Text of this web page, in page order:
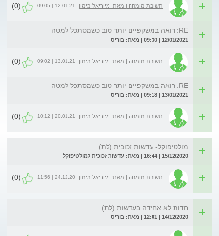
תשובת מומחה | מאת: מיוריאל מימון 12.01.21 | 09:05
(0)
RE: רואה במשקפיים יותר טוב כשמסתכל למטה
12/01/2021 | 09:30 | מאת: בוריס
תשובת מומחה | מאת: מיוריאל מימון 13.01.21 | 09:02
(0)
RE: רואה במשקפיים יותר טוב כשמסתכל למטה
13/01/2021 | 09:18 | מאת: בוריס
תשובת מומחה | מאת: מיוריאל מימון 20.01.21 | 10:12
(0)
מולטיפוקל- עדשות זכוכית (לת)
15/12/2020 | 16:44 | מאת: עדשות זכוכית למולטיפוקל
תשובת מומחה | מאת: מיוריאל מימון 24.12.20 | 11:56
(0)
חדות לא אחידה בעדשות (לת)
14/12/2020 | 12:01 | מאת: בוריס